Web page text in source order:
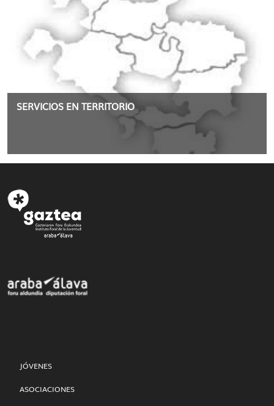
SERVICIOS EN TERRITORIO
JÓVENES
ASOCIACIONES